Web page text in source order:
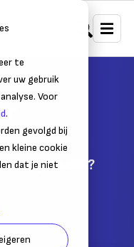
te
uw gebruik
Voor
.
gevolgd bij
kleine cookie
dat je niet
aansprakelijk?